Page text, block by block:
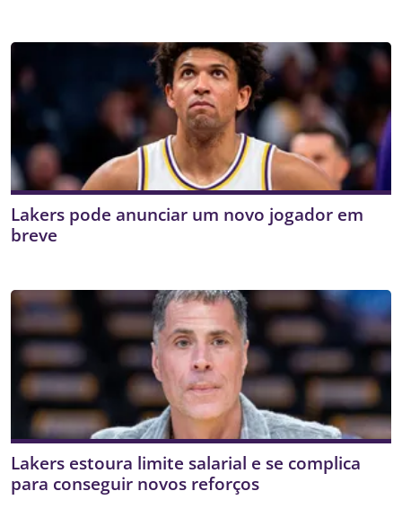
Lakers pode anunciar um novo jogador em
breve
Lakers estoura limite salarial e se complica
para conseguir novos reforços